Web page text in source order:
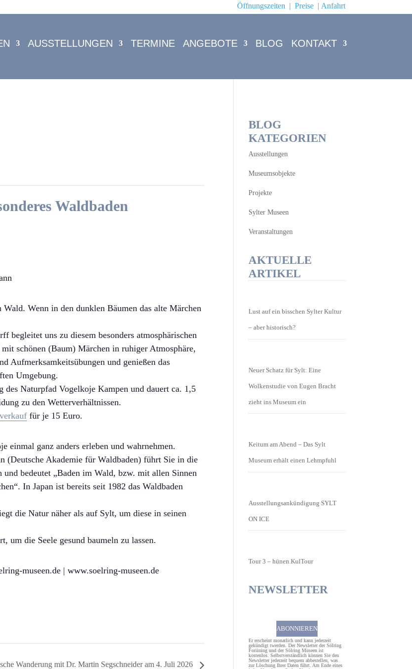
Öffnungszeiten | Preise | Anfahrt
AUSSTELLUNGEN TERMINE ANGEBOTE BLOG KONTAKT
Waldbaden
Wenn in den dunklen Bäumen das alte Märchen
begleitet uns zu diesem besonders atmosphärischen
schönen (Baum) Märchen in ruhiger Atmosphäre,
Aufmerksamkeitsübungen und genießen das
Umgebung.
Naturpfad Vogelkoje Kampen und dauert ca. 1,5
zu den Wetterverhältnissen.
für je 15 Euro.
einmal ganz anders erleben und wahrnehmen.
(Deutsche Akademie für Waldbaden) führt Sie in die
bedeutet „Baden im Wald, bzw. mit allen Sinnen
In Japan ist bereits seit 1982 das Waldbaden
die Natur näher als auf Sylt, um diese in seinen
um die Seele gesund baumeln zu lassen.
museen.de | www.soelring-museen.de
Wanderung mit Dr. Martin Segschneider am 4. Juli 2026
BLOG
KATEGORIEN
Ausstellungen
Museumsobjekte
Projekte
Sylter Museen
Veranstaltungen
AKTUELLE
ARTIKEL
Lust auf ein bisschen Sylter Kultur
– aber historisch?
Neuer Schatz für Sylt: Eine
Wolkenstudie von Eugen Bracht
zieht ins Museum ein
Keitum am Abend – Das Sylt
Museum erhält einen Lehmpfuhl
Ausstellungsankündigung SYLT
ON ICE
Tour 3 – hünen.KulTour
NEWSLETTER
ABONNIEREN
Er erscheint monatlich und kann jederzeit
gekündigt twerden. Der Newsletter der Sölring
Foriining und der Sölring Museen ist
kostenlos. Selbstverständlich können Sie den
Newsletter jederzeit bequem abbestellen, was
zur Löschung Ihrer Daten führt. Am Ende eines